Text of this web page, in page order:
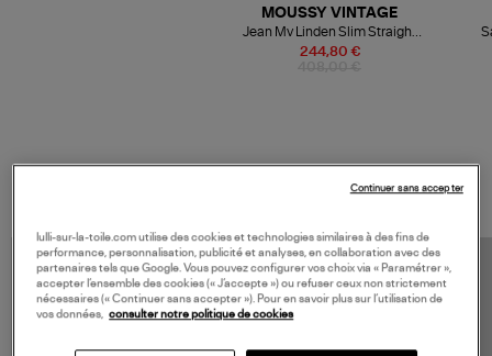
244,80 €
MOUSSY VINTAGE
Jean Mv Linden Slim Straight
Blue
VOS DERNIERS PRODUITS VUS
lulli-sur-la-toile.com utilise des cookies et technologies similaires à des fins de
performance, personnalisation, publicité et analyses, en collaboration avec des
partenaires tels que Google. Vous pouvez configurer vos choix via « Paramétrer »,
accepter l’ensemble des cookies (« J’accepte ») ou refuser ceux non strictement
nécessaires (« Continuer sans accepter »). Pour en savoir plus sur l’utilisation de
vos données,
consulter notre politique de cookies
Continuer sans accepter